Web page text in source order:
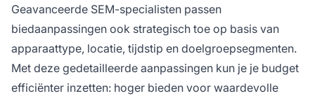
Geavanceerde SEM-specialisten passen
biedaanpassingen ook strategisch toe op basis van
apparaattype, locatie, tijdstip en doelgroepsegmenten.
Met deze gedetailleerde aanpassingen kun je je budget
efficiënter inzetten: hoger bieden voor waardevolle